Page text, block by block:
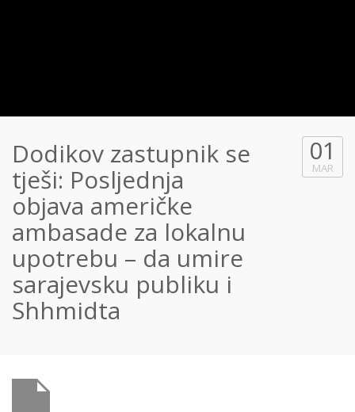
Dodikov zastupnik se
tješi: Posljednja
objava američke
ambasade za lokalnu
upotrebu – da umire
sarajevsku publiku i
Shhmidta
01
MAR